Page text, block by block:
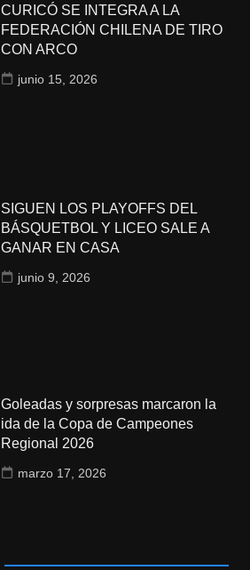
CURICÓ SE INTEGRA A LA
FEDERACIÓN CHILENA DE TIRO
CON ARCO
junio 15, 2026
SIGUEN LOS PLAYOFFS DEL
BÁSQUETBOL Y LICEO SALE A
GANAR EN CASA
junio 9, 2026
Goleadas y sorpresas marcaron la
ida de la Copa de Campeones
Regional 2026
marzo 17, 2026